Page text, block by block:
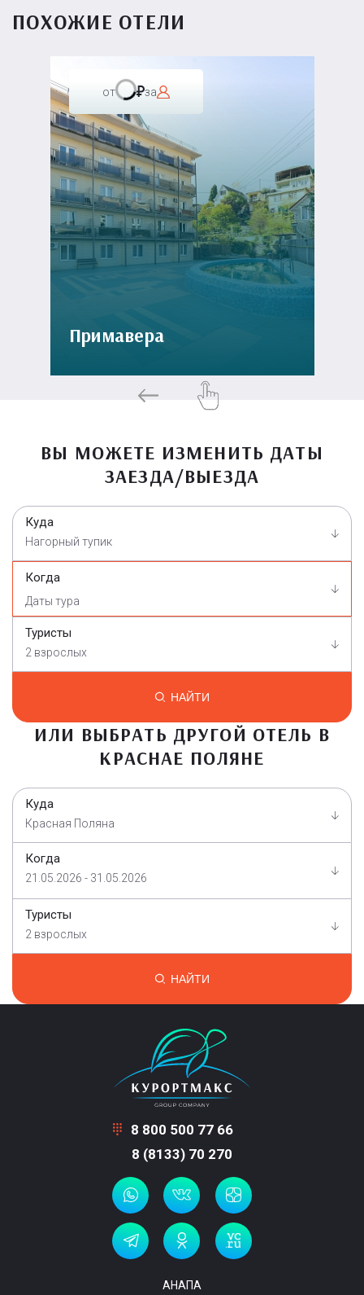
ПОХОЖИЕ ОТЕЛИ
от за
Примавера
ВЫ МОЖЕТЕ ИЗМЕНИТЬ ДАТЫ
ЗАЕЗДА/ВЫЕЗДА
Куда
Нагорный тупик
Когда
Туристы
2 взрослых
НАЙТИ
ИЛИ ВЫБРАТЬ ДРУГОЙ ОТЕЛЬ В
КРАСНАЕ ПОЛЯНЕ
Куда
Красная Поляна
Когда
21.05.2026 - 31.05.2026
Туристы
2 взрослых
НАЙТИ
8 800 500 77 66
8 (8133) 70 270
АНАПА